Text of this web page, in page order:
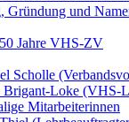
Gründung und
Jahre VHS-ZV
Scholle
Brigant-Loke (VHS-
Mitarbeiterinnen